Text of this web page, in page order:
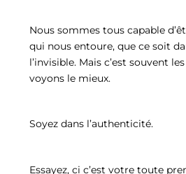
Nous sommes tous capable
qui nous entoure, que ce soit
l’invisible. Mais c’est souvent
voyons le mieux.
Soyez dans l’authenticité.
Essayez, ci c’est votre toute